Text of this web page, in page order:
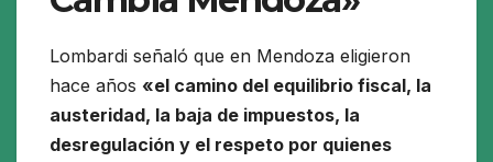
Lombardi señaló que en Mendoza eligieron
hace años «el camino del equilibrio fiscal, la
austeridad, la baja de impuestos, la
desregulación y el respeto por quienes